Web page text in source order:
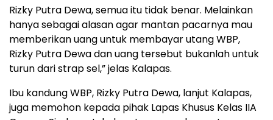
Rizky Putra Dewa, semua itu tidak benar. Melainkan
hanya sebagai alasan agar mantan pacarnya mau
memberikan uang untuk membayar utang WBP,
Rizky Putra Dewa dan uang tersebut bukanlah untuk
turun dari strap sel,” jelas Kalapas.
Ibu kandung WBP, Rizky Putra Dewa, lanjut Kalapas,
juga memohon kepada pihak Lapas Khusus Kelas IIA